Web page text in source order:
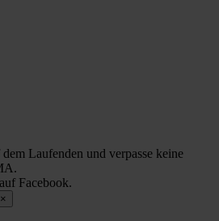
Laufenden und verpasse keine
Facebook.
×